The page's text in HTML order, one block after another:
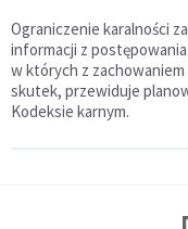
Ograniczenie karalności
informacji z
w których z
skutek, przewiduje
Kodeksie karnym.